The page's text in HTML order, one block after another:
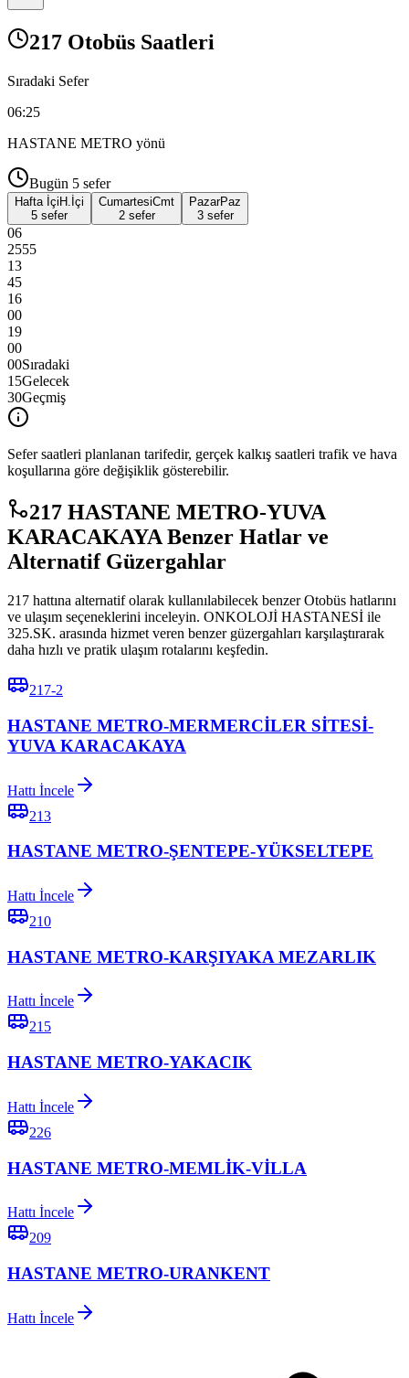
217 Otobüs Saatleri
Sıradaki Sefer
06:25
HASTANE METRO yönü
Bugün 5 sefer
Hafta İçi H.İçi
5 sefer
CumartesiCmt
2 sefer
PazarPaz
3 sefer
06
2555
13
45
16
00
19
00
00Sıradaki
15Gelecek
30Geçmiş
Sefer saatleri planlanan tarifedir, gerçek kalkış saatleri trafik ve hava
koşullarına göre değişiklik gösterebilir.
217 HASTANE METRO-YUVA
KARACAKAYA Benzer Hatlar ve
Alternatif Güzergahlar
217 hattına alternatif olarak kullanılabilecek benzer Otobüs hatlarını
ve ulaşım seçeneklerini inceleyin. ONKOLOJİ HASTANESİ ile
325.SK. arasında hizmet veren benzer güzergahları karşılaştırarak
daha hızlı ve pratik ulaşım rotalarını keşfedin.
217-2
HASTANE METRO-MERMERCİLER SİTESİ-
YUVA KARACAKAYA
Hattı İncele
213
HASTANE METRO-ŞENTEPE-YÜKSELTEPE
Hattı İncele
210
HASTANE METRO-KARŞIYAKA MEZARLIK
Hattı İncele
215
HASTANE METRO-YAKACIK
Hattı İncele
226
HASTANE METRO-MEMLİK-VİLLA
Hattı İncele
209
HASTANE METRO-URANKENT
Hattı İncele